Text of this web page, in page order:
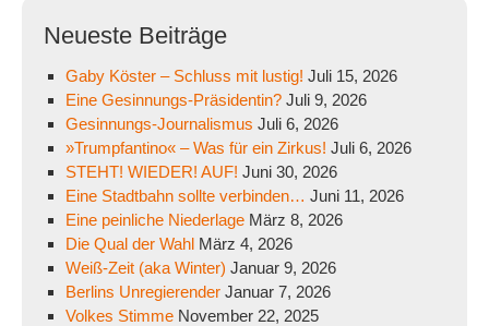
Neueste Beiträge
Gaby Köster – Schluss mit lustig! Juli 15, 2026
Eine Gesinnungs-Präsidentin? Juli 9, 2026
Gesinnungs-Journalismus Juli 6, 2026
»Trumpfantino« – Was für ein Zirkus! Juli 6, 2026
STEHT! WIEDER! AUF! Juni 30, 2026
Eine Stadtbahn sollte verbinden… Juni 11, 2026
Eine peinliche Niederlage März 8, 2026
Die Qual der Wahl März 4, 2026
Weiß-Zeit (aka Winter) Januar 9, 2026
Berlins Unregierender Januar 7, 2026
Volkes Stimme November 22, 2025